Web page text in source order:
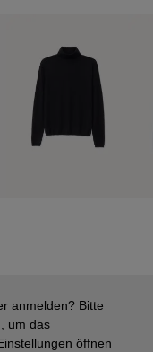
anmelden? Bitte
um das
öffnen